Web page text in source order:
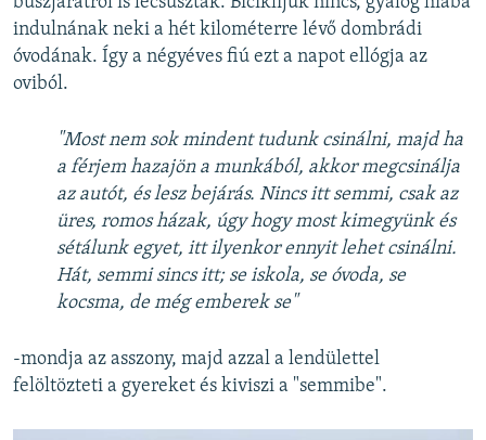
indulnának neki a hét kilométerre lévő dombrádi
óvodának. Így a négyéves fiú ezt a napot ellógja az
oviból.
"Most nem sok mindent tudunk csinálni, majd ha
a férjem hazajön a munkából, akkor megcsinálja
az autót, és lesz bejárás. Nincs itt semmi, csak az
üres, romos házak, úgy hogy most kimegyünk és
sétálunk egyet, itt ilyenkor ennyit lehet csinálni.
Hát, semmi sincs itt; se iskola, se óvoda, se
kocsma, de még emberek se"
-mondja az asszony, majd azzal a lendülettel
felöltözteti a gyereket és kiviszi a "semmibe".